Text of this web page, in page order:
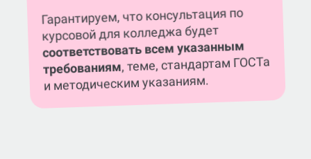
Гарантируем, что консультация по
курсовой для колледжа будет
соответствовать всем указанным
требованиям, теме, стандартам ГОСТа
и методическим указаниям.